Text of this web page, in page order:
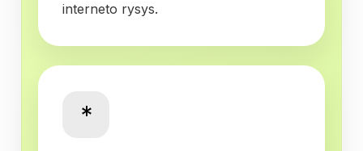
interneto rysys.
*